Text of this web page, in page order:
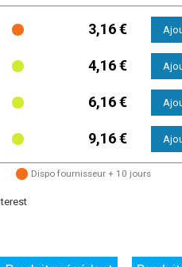
3,16 €
4,16 €
6,16 €
9,16 €
Dispo fournisseur + 10 jours